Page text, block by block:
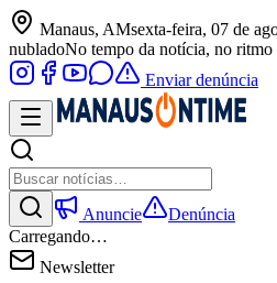
Manaus, AMsexta-feira, 07 de
nubladoNo tempo da notícia, no ritmo
Enviar denúncia
Anuncie
Denúncia
Carregando…
Newsletter